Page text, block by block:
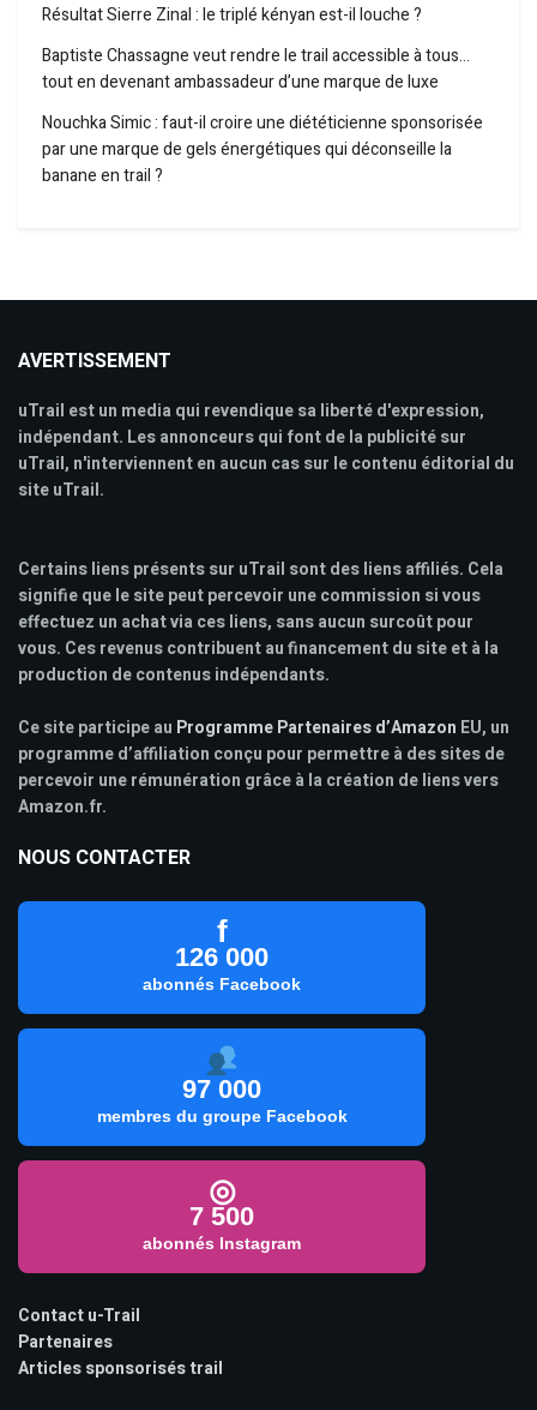
Résultat Sierre Zinal : le triplé kényan est-il louche ?
Baptiste Chassagne veut rendre le trail accessible à tous…
tout en devenant ambassadeur d’une marque de luxe
Nouchka Simic : faut-il croire une diététicienne sponsorisée
par une marque de gels énergétiques qui déconseille la
banane en trail ?
AVERTISSEMENT
uTrail est un media qui revendique sa liberté d'expression,
indépendant. Les annonceurs qui font de la publicité sur
uTrail, n'interviennent en aucun cas sur le contenu éditorial du
site uTrail.
Certains liens présents sur uTrail sont des liens affiliés. Cela
signifie que le site peut percevoir une commission si vous
effectuez un achat via ces liens, sans aucun surcoût pour
vous. Ces revenus contribuent au financement du site et à la
production de contenus indépendants.
Ce site participe au Programme Partenaires d’Amazon EU, un
programme d’affiliation conçu pour permettre à des sites de
percevoir une rémunération grâce à la création de liens vers
Amazon.fr.
NOUS CONTACTER
f
126 000
abonnés Facebook
97 000
membres du groupe Facebook
◎
7 500
abonnés Instagram
Contact u-Trail
Partenaires
Articles sponsorisés trail